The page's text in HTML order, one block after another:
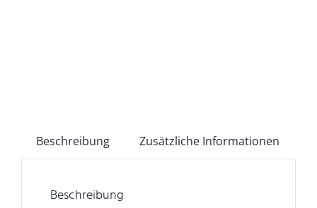
Beschreibung Zusätzliche Informationen
Beschreibung